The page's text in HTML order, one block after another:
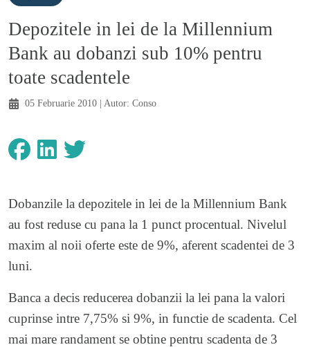
Depozitele in lei de la Millennium
Bank au dobanzi sub 10% pentru
toate scadentele
05 Februarie 2010 | Autor: Conso
Dobanzile la depozitele in lei de la Millennium Bank
au fost reduse cu pana la 1 punct procentual. Nivelul
maxim al noii oferte este de 9%, aferent scadentei de 3
luni.
Banca a decis reducerea dobanzii la lei pana la valori
cuprinse intre 7,75% si 9%, in functie de scadenta. Cel
mai mare randament se obtine pentru scadenta de 3